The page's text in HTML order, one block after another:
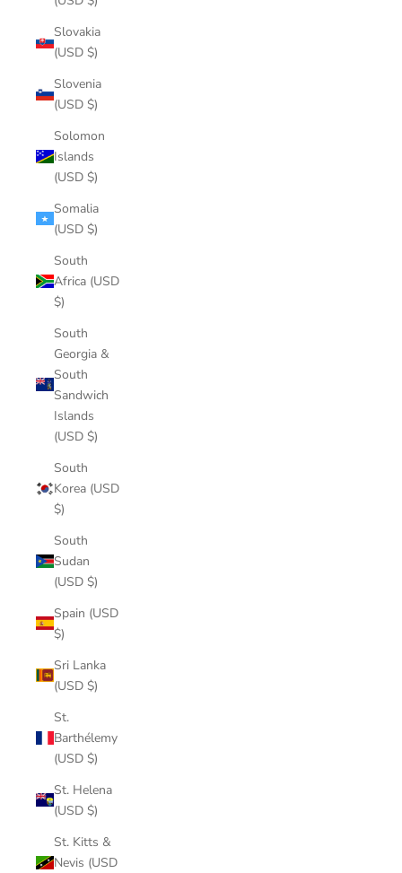
Slovakia
(USD $)
Slovenia
(USD $)
Solomon
Islands
(USD $)
Somalia
(USD $)
South
Africa (USD
$)
South
Georgia &
South
Sandwich
Islands
(USD $)
South
Korea (USD
$)
South
Sudan
(USD $)
Spain (USD
$)
Sri Lanka
(USD $)
St.
Barthélemy
(USD $)
St. Helena
(USD $)
St. Kitts &
Nevis (USD